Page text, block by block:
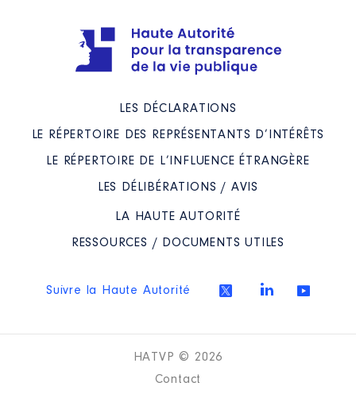
LES DÉCLARATIONS
LE RÉPERTOIRE DES REPRÉSENTANTS D’INTÉRÊTS
LE RÉPERTOIRE DE L’INFLUENCE ÉTRANGÈRE
LES DÉLIBÉRATIONS / AVIS
LA HAUTE AUTORITÉ
RESSOURCES / DOCUMENTS UTILES
Suivre la Haute Autorité
HATVP © 2026
Contact